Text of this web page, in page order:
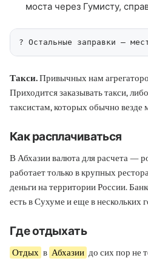
моста через Гумисту,
? Остальные заправки —
Такси.Привычных нам
Приходится заказывать такси,
таксистам, которых обычно везде
Как расплачиваться
В Абхазии валюта для расчета —
работает только в крупных
деньги на территории России.
есть в Сухуме и еще в нескольких
Где отдыхать
Отдых в Абхазии до сих пор не